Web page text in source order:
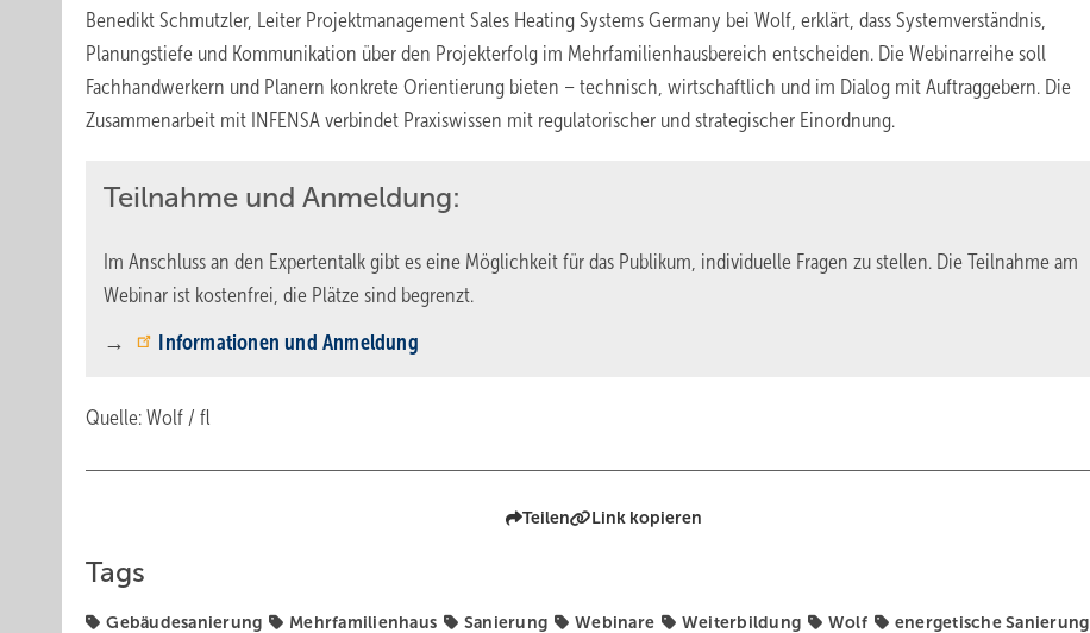
Benedikt Schmutzler, Leiter Projektmanagement Sales Heating Systems Germany bei Wolf, erklärt, dass Systemverständnis,
Planungstiefe und Kommunikation über den Projekterfolg im Mehrfamilienhausbereich entscheiden. Die Webinarreihe soll
Fachhandwerkern und Planern konkrete Orientierung bieten – technisch, wirtschaftlich und im Dialog mit Auftraggebern. Die
Zusammenarbeit mit INFENSA verbindet Praxiswissen mit regulatorischer und strategischer Einordnung.
Teilnahme und Anmeldung:
Im Anschluss an den Expertentalk gibt es eine Möglichkeit für das Publikum, individuelle Fragen zu stellen. Die Teilnahme am
Webinar ist kostenfrei, die Plätze sind begrenzt.
→
Informationen und Anmeldung
Quelle: Wolf / fl
Teilen Link kopieren
Tags
Gebäudesanierung Mehrfamilienhaus Sanierung Webinare Weiterbildung Wolf energetische Sanierung